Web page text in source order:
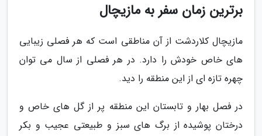
برترین زمان سفر به مازیچال
مازیچال کلاردشت از آن مناطقی است که هر فصلی زیبایی
های خاص خودش را دارد. در هر فصلی از سال می توان
چهره تازه ای از این منطقه را دید.
در فصل بهار و تابستان این منطقه پر از گل های خاص و
درختان پوشیده از برگ های سبز و طبیعتی عجیب و بکر